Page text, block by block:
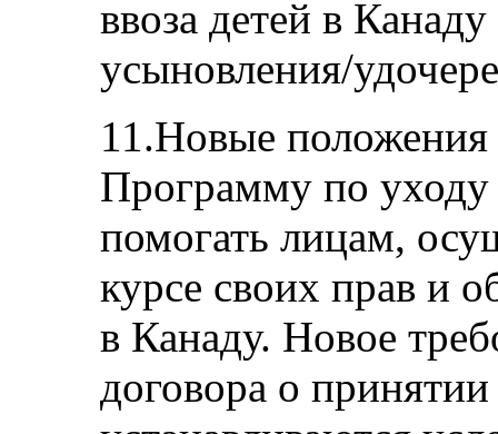
ввоза детей в
усыновления/
11.Новые
Программу по
помогать лицам,
курсе своих прав и
в Канаду. Новое
договора о